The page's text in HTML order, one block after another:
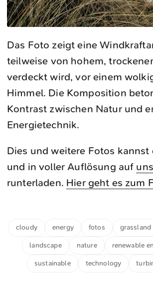
Das Foto zeigt eine
teilweise von hohem,
verdeckt wird, vor einem
Himmel. Die Komposition
Kontrast zwischen Natur und
Energietechnik.
Dies und weitere Fotos
und in voller Auflösung auf
runterladen. Hier geht es zum
cloudy energy fotos grassland
landscape nature renewable
sustainable technology